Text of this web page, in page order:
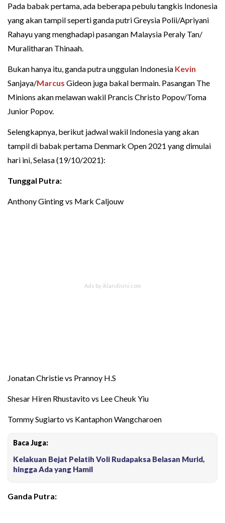
Pada babak pertama, ada beberapa pebulu tangkis Indonesia
yang akan tampil seperti ganda putri Greysia Polii/Apriyani
Rahayu yang menghadapi pasangan Malaysia Peraly Tan/
Muralitharan Thinaah.
Bukan hanya itu, ganda putra unggulan Indonesia Kevin
Sanjaya/Marcus Gideon juga bakal bermain. Pasangan The
Minions akan melawan wakil Prancis Christo Popov/Toma
Junior Popov.
Selengkapnya, berikut jadwal wakil Indonesia yang akan
tampil di babak pertama Denmark Open 2021 yang dimulai
hari ini, Selasa (19/10/2021):
Tunggal Putra:
Anthony Ginting vs Mark Caljouw
Jonatan Christie vs Prannoy H.S
Shesar Hiren Rhustavito vs Lee Cheuk Yiu
Tommy Sugiarto vs Kantaphon Wangcharoen
Baca Juga:
Kelakuan Bejat Pelatih Voli Rudapaksa Belasan Murid,
hingga Ada yang Hamil
Ganda Putra: